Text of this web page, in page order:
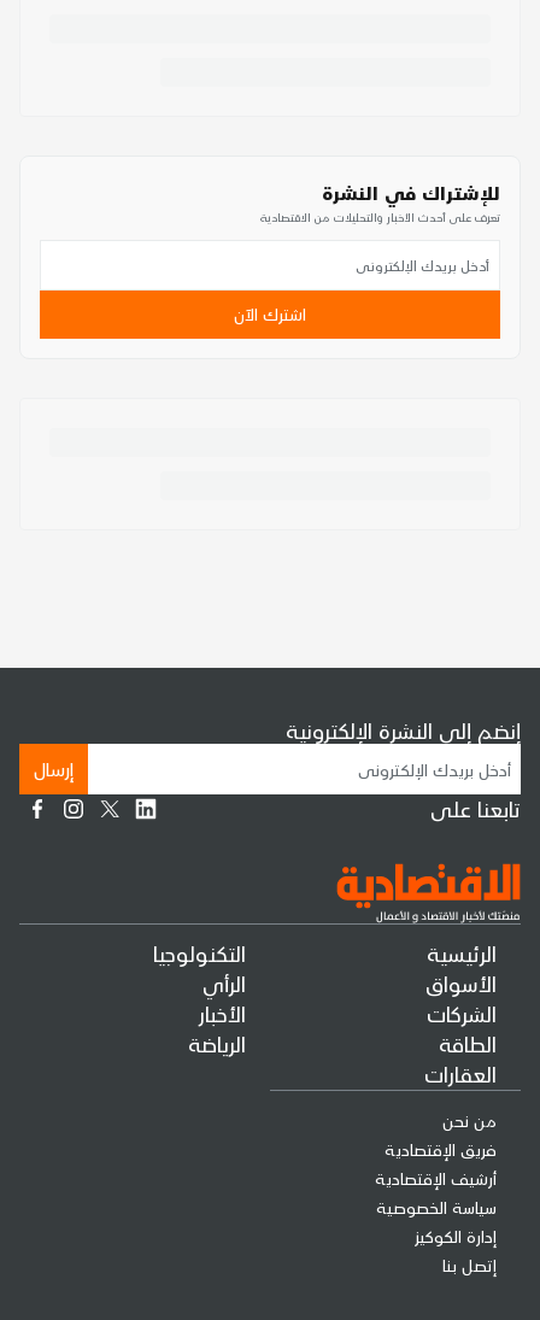
للإشتراك في النشرة
تعرف على أحدث الأخبار والتحليلات من الاقتصادية
اشترك الآن
الرئيسية
الأسواق
الشركات
الطاقة
العقارات
التكنولوجيا
الرأي
الأخبار
الرياضة
من نحن
فريق الإقتصادية
أرشيف الإقتصادية
سياسة الخصوصية
إدارة الكوكيز
إتصل بنا
إنضم إلى النشرة الإلكترونية
إرسال
تابعنا على